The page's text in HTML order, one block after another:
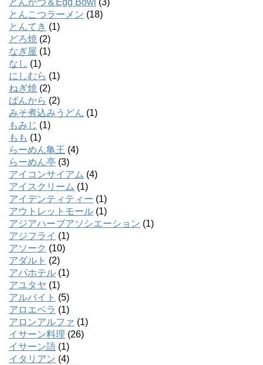
とんこつラーメン (18)
とんてき (1)
どろ焼 (2)
なぎ屋 (1)
なし (1)
にしむら (1)
ねぎ焼 (2)
ばんから (2)
みそ煮込みうどん (1)
もみじ (1)
もも (1)
らーめん亀王 (4)
らーめん亭 (3)
アイコンサイアム (4)
アイスクリーム (1)
アイデンティティー (1)
アウトレットモール (1)
アジアハーブアソシエーション (1)
アジフライ (1)
アソーク (10)
アダルト (2)
アパホテル (1)
アユタヤ (1)
アルバイト (5)
アロエベラ (1)
アロンアルファ (1)
イサーン料理 (26)
イサーン語 (1)
イタリアン (4)